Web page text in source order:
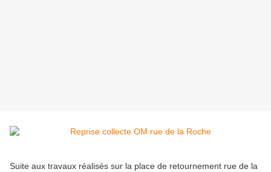
Suite aux travaux réalisés sur la place de retournement rue de la